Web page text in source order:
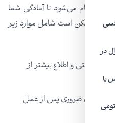
در
یا
انجام می‌شود تا آمادگی شما
ممکن است شامل موارد زیر
سلامتی و اطلاع بیشتر از
و مراقبت‌های ضروری پس از عمل